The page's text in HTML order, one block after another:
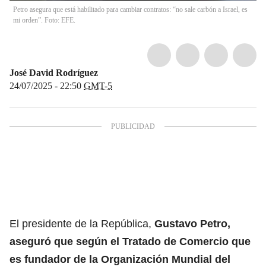
Petro asegura que está habilitado para cambiar contratos: “no sale carbón a Israel, es
mi orden”. Foto: EFE.
José David Rodríguez
24/07/2025 - 22:50 GMT-5
El presidente de la República, Gustavo Petro,
aseguró que según el Tratado de Comercio que
es fundador de la Organización Mundial del